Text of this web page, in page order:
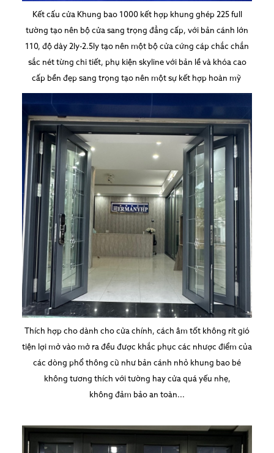
Kết cấu cửa Khung bao 1000 kết hợp khung ghép 225 full
tường tạo nên bộ cửa sang trọng đẳng cấp, với bản cánh lớn
110, độ dày 2ly-2.5ly tạo nên một bộ cửa cứng cáp chắc chắn
sắc nét từng chi tiết, phụ kiện skyline với bản lề và khóa cao
cấp bền đẹp sang trọng tạo nên một sự kết hợp hoàn mỹ
Thích hợp cho dành cho cửa chính, cách âm tốt không rít gió
tiện lợi mở vào mở ra đều được khắc phục các nhược điểm của
các dòng phổ thông cũ như bản cánh nhỏ khung bao bé
không tương thích với tường hay cửa quá yếu nhẹ,
không đảm bảo an toàn...